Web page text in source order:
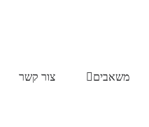
משאבים
צור קשר